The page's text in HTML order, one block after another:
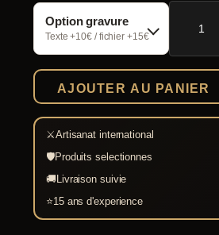
Option gravure
Texte +10€ / fichier +15€
quantité
épée
marron
AJOUTER AU PANIER
⚔Artisanat international
🛡Produits selectionnes
🚚Livraison suivie
⭐15 ans d'experience